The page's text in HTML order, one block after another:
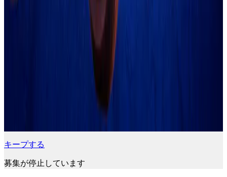
キープする
募集が停止しています